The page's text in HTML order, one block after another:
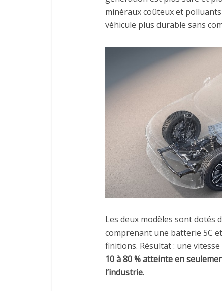
minéraux coûteux et
véhicule plus durable sans
Les deux modèles sont dotés
comprenant une batterie 5C
finitions. Résultat : une
10 à 80 % atteinte en
l’industrie.